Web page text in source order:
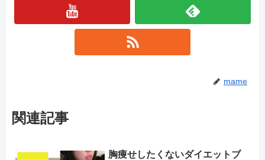
mame
関連記事
胸痩せしたくないダイエットブ